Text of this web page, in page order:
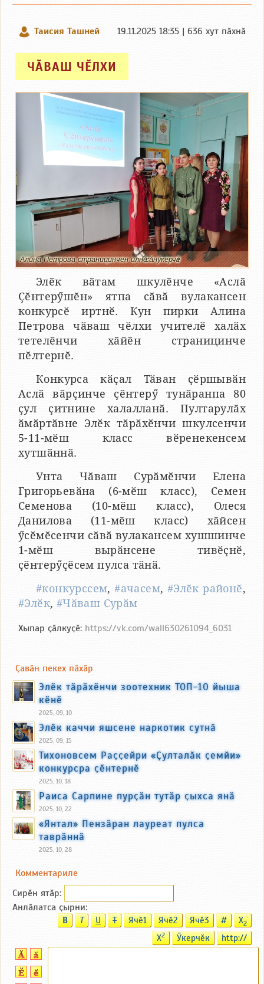
Таисия Ташней 19.11.2025 18:35 | 636 хут пӑхнӑ
ЧӐВАШ ЧӖЛХИ
Алина Петрова страницинчен илнӗ сӑнӳкерчӗк
Элӗк вӑтам шкулӗнче «Аслӑ
Ҫӗнтерӳшӗн» ятпа сӑвӑ вулакансен
конкурсӗ иртнӗ. Кун пирки Алина
Петрова чӑваш чӗлхи учителӗ халӑх
тетелӗнчи хӑйӗн страницинче
пӗлтернӗ.
Конкурса кӑҫал Тӑван ҫӗршывӑн
Аслӑ вӑрҫинче ҫӗнтерӳ тунӑранпа 80
ҫул ҫитнине халалланӑ. Пултарулӑх
ӑмӑртӑвне Элӗк тӑрӑхӗнчи шкулсенчи
5-11-мӗш класс вӗренекенсем
хутшӑннӑ.
Унта Чӑваш Сурӑмӗнчи Елена
Григорьевӑна (6-мӗш класс), Семен
Семенова (10-мӗш класс), Олеся
Данилова (11-мӗш класс) хӑйсен
ӳсӗмӗсенчи сӑвӑ вулакансем хушшинче
1-мӗш вырӑнсене тивӗҫнӗ,
ҫӗнтерӳҫӗсем пулса тӑнӑ.
#конкурссем,#ачасем, #Элӗк районӗ,
#Элӗк, #Чӑваш Сурӑм
Хыпар ҫӑлкуҫӗ: https://vk.com/wall630261094_6031
Ҫавӑн пекех пӑхӑр
Элӗк тӑрӑхӗнчи зоотехник ТОП-10 йыша
кӗнӗ
2025, 09, 10
Элӗк каччи яшсене наркотик сутнӑ
2025, 09, 15
Тихоновсем Раҫҫейри «Ҫулталӑк ҫемйи»
конкурсра ҫӗнтернӗ
2025, 10, 18
Раиса Сарпине пурҫӑн тутӑр ҫыхса янӑ
2025, 10, 22
«Янтал» Пензӑран лауреат пулса
таврӑннӑ
2025, 10, 28
Комментариле
Сирӗн ятӑp:
Анлӑлатса ҫырни:
B T U T Ячӗ1 Ячӗ2 Ячӗ3 # X2
X2 Ӳкерчӗк http://